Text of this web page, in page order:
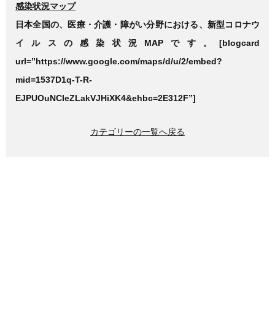
感染状況マップ
日本全国の、医療・介護・障がい分野における、新型コロナウ
イルスの感染状況MAPです。[blogcard
url=”https://www.google.com/maps/d/u/2/embed?
mid=1537D1q-T-R-
EJPUOuNCIeZLakVJHiXK4&ehbc=2E312F”]
カテゴリーの一覧へ戻る